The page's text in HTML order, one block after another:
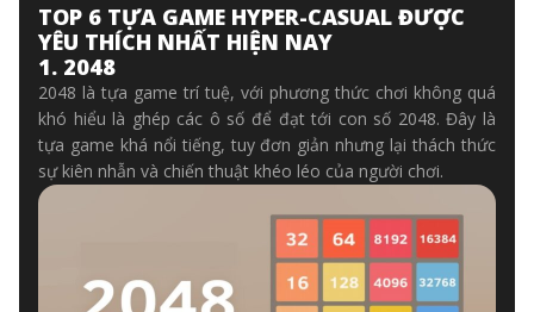
TOP 6 TỰA GAME HYPER-CASUAL ĐƯỢC
YÊU THÍCH NHẤT HIỆN NAY
1. 2048
2048 là tựa game trí tuệ, với phương thức chơi không quá
khó hiểu là ghép các ô số để đạt tới con số 2048. Đây là
tựa game khá nổi tiếng, tuy đơn giản nhưng lại thách thức
sự kiên nhẫn và chiến thuật khéo léo của người chơi.